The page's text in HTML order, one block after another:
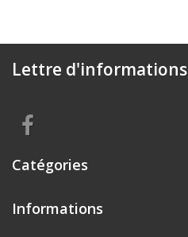
Lettre d'informations
Catégories
Informations